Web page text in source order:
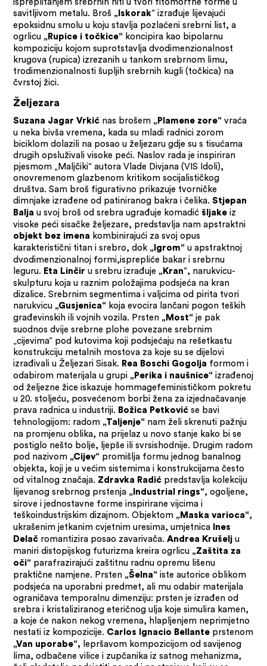
savitljivom metalu. Broš „Iskorak“ izrađuje lijevajući
epoksidnu smolu u koju stavlja pozlaćeni srebrni list, a
ogrlicu „Rupice i točkice“ koncipira kao bipolarnu
kompoziciju kojom suprotstavlja dvodimenzionalnost
krugova (rupica) izrezanih u tankom srebrnom limu,
trodimenzionalnosti šupljih srebrnih kugli (točkica) na
čvrstoj žici.
Željezara
Suzana Jagar Vrkić nas brošem „Plamene zore“vraća
u neka bivša vremena, kada su mladi radnici zorom
biciklom dolazili na posao u željezaru gdje su s tisućama
drugih opsluživali visoke peći. Naslov rada je inspiriran
pjesmom „Maljčiki“ autora Vlade Divjana (VIS Idoli),
onovremenom glazbenom kritikom socijalističkog
društva. Sam broš figurativno prikazuje tvorničke
dimnjake izrađene od patiniranog bakra i čelika.Stjepan
Baljau svoj broš od srebra ugrađuje komadić šljakeiz
visoke peći sisačke željezare, predstavlja nam apstraktni
objekt bez imena kombinirajući za svoj opus
karakteristični titan i srebro, dok „Igrom“u apstraktnoj
dvodimenzionalnoj formi,isprepliće bakar i srebrnu
leguru. Eta Linčiru srebru izrađuje „Kran“, narukvicu-
skulpturu koja u raznim položajima podsjeća na kran
dizalice. Srebrnim segmentima i valjcima od pirita tvori
narukvicu „Gusjenica“ koja evocira lančani pogon teških
građevinskih ili vojnih vozila. Prsten „Most“je pak
suodnos dvije srebrne plohe povezane srebrnim
„cijevima“ pod kutovima koji podsjećaju na rešetkastu
konstrukciju metalnih mostova za koje su se dijelovi
izrađivali u Željezari Sisak. Rea Boschi Gogolja formom i
odabirom materijala u grupi „Perika i naušnice“izrađenoj
od željezne žice iskazuje hommagefeminističkom pokretu
u 20. stoljeću, posvećenom borbi žena za izjednačavanje
prava radnica u industriji. Božica Petkovićse bavi
tehnologijom: radom „Taljenje“ nam želi skrenuti pažnju
na promjenu oblika, na prijelaz u novo stanje kako bi se
postiglo nešto bolje, ljepše ili svrsishodnije. Drugim radom
pod nazivom „Cijev“ promišlja formu jednog banalnog
objekta, koji je u većim sistemima i konstrukcijama često
od vitalnog značaja. Zdravka Radić predstavlja kolekciju
lijevanog srebrnog prstenja „Industrial rings“, ogoljene,
sirove i jednostavne forme inspirirane vijcima i
teškoindustrijskim dizajnom. Objektom „Maska varioca“,
ukrašenim jetkanim cvjetnim uresima, umjetnica Ines
Delač romantizira posao zavarivača.Andrea Krušelj u
maniri distopijskog futurizma kreira ogrlicu „Zaštita za
oči“ parafrazirajući zaštitnu radnu opremu lišenu
praktične namjene. Prsten „Šelna“ iste autorice oblikom
podsjeća na uporabni predmet, ali mu odabir materijala
ograničava temporalnu dimenziju: prsten je izrađen od
srebra i kristaliziranog eteričnog ulja koje simulira kamen,
a koje će nakon nekog vremena, hlapljenjem neprimjetno
nestati iz kompozicije. Carlos Ignacio Bellante prstenom
„Van uporabe“, lepršavom kompozicijom od savijenog
lima, odbačene vilice i zupčanika iz satnog mehanizma,